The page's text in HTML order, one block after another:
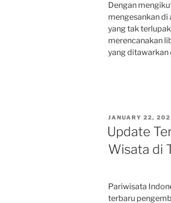
Dengan
mengesankan di
yang tak
merencanakan
yang ditawarkan
POSTED
ON
JANUARY 22,
Update
Wisata di
Pariwisata
terbaru